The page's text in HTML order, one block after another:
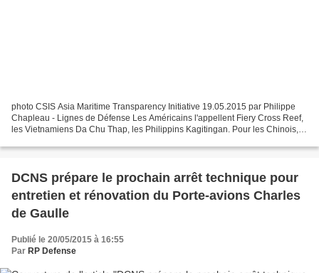
photo CSIS Asia Maritime Transparency Initiative 19.05.2015 par Philippe
Chapleau - Lignes de Défense Les Américains l'appellent Fiery Cross Reef,
les Vietnamiens Da Chu Thap, les Philippins Kagitingan. Pour les Chinois,
DCNS prépare le prochain arrêt technique pour
entretien et rénovation du Porte-avions Charles
de Gaulle
Publié le 20/05/2015 à 16:55
Par RP Defense